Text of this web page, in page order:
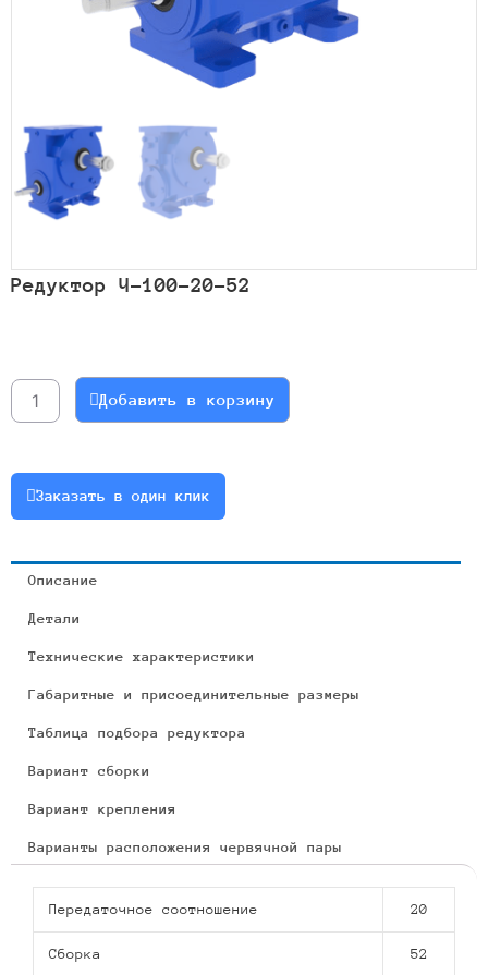
Редуктор Ч-100-20-52
Редуктор
Ч-100-
Добавить в корзину
Заказать в один клик
Описание
Детали
Технические характеристики
Габаритные и присоединительные размеры
Таблица подбора редуктора
Вариант сборки
Вариант крепления
Варианты расположения червячной пары
Передаточное соотношение 20
Сборка 52